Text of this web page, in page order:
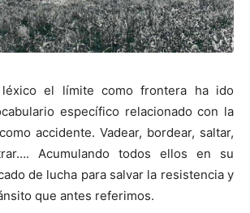
el límite como frontera ha ido
específico relacionado con la
accidente. Vadear, bordear, saltar,
Acumulando todos ellos en su
de lucha para salvar la resistencia y
que antes referimos.